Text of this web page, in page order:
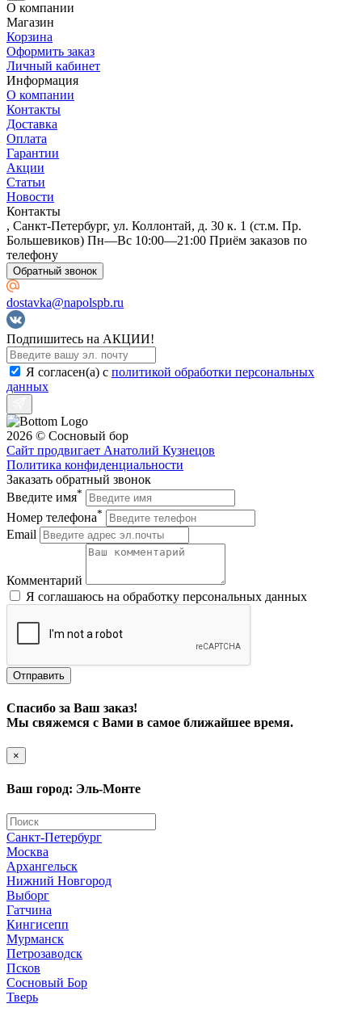
О компании
Магазин
Корзина
Оформить заказ
Личный кабинет
Информация
О компании
Контакты
Доставка
Оплата
Гарантии
Акции
Статьи
Новости
Контакты
, Санкт-Петербург, ул. Коллонтай, д. 30 к. 1 (ст.м. Пр.
Большевиков) Пн—Вс 10:00—21:00 Приём заказов по
телефону
Обратный звонок
dostavka@napolspb.ru
Подпишитесь на АКЦИИ!
Я согласен(a) с политикой обработки персональных
данных
2026 © Сосновый бор
Сайт продвигает Анатолий Кузнецов
Политика конфиденциальности
Заказать обратный звонок
Введите имя*
Номер телефона*
Email
Комментарий
Я соглашаюсь на обработку персональных данных
Отправить
Спасибо за Ваш заказ!
Мы свяжемся с Вами в самое ближайшее время.
×
Ваш город: Эль-Монте
Санкт-Петербург
Москва
Архангельск
Нижний Новгород
Выборг
Гатчина
Кингисепп
Мурманск
Петрозаводск
Псков
Сосновый Бор
Тверь